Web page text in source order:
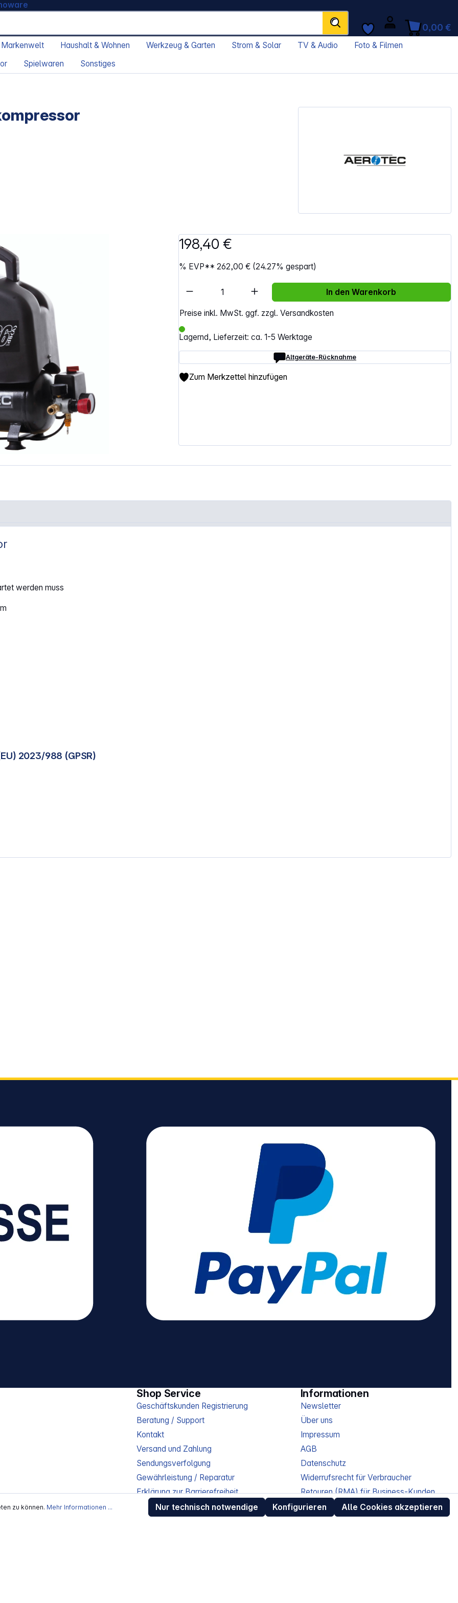
0,00 €
Haushalt & Wohnen Werkzeug & Garten Strom & Solar TV & Audio
Foto & Filmen
Spielwaren Sonstiges
198,40 €
% EVP**262,00 € (24.27% gespart)
Preise inkl. MwSt. ggf. zzgl. Versandkosten
Lagernd, Lieferzeit: ca. 1-5 Werktage
Altgeräte-Rücknahme
Artikel Anzahl: Gib den gewünschten Wert ein
In den Warenkorb
Zum Merkzettel hinzufügen
werden muss
2023/988 (GPSR)
Shop Service
Geschäftskunden Registrierung
Beratung / Support
Kontakt
Versand und Zahlung
Sendungsverfolgung
Gewährleistung / Reparatur
Erklärung zur Barrierefreiheit
Download-Center
Informationen
Newsletter
Über uns
Impressum
AGB
Datenschutz
Widerrufsrecht für Verbraucher
Retouren (RMA) für Business-Kunden
Entsorgungshinweise /
Altgeräterücknahme
zu können. Mehr Informationen ... Nur technisch notwendige Konfigurieren Alle Cookies akzeptieren